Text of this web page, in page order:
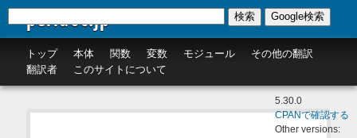
perldoc.jp
トップ 本体 関数 変数 モジュール
その他の翻訳
翻訳者
このサイトについて
検索 Google検索
5.30.0
CPANで確認する
Other versions: